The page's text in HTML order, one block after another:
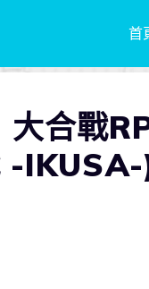
首
大合戰
-